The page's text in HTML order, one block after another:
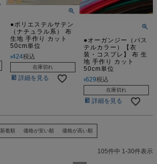
●ポリエステルサテン
（ナチュラル系） 布
生地 手作り カット
50cm単位
¥424税込
在庫切れ
詳細を見る
●オーガンジー（パス
テルカラー）【衣
装・コスプレ】 布 生
地 手作り カット
50cm単位
¥629税込
在庫切れ
詳細を見る
新着順 価格が安い順 価格が高い順
105件中 1-30件表示